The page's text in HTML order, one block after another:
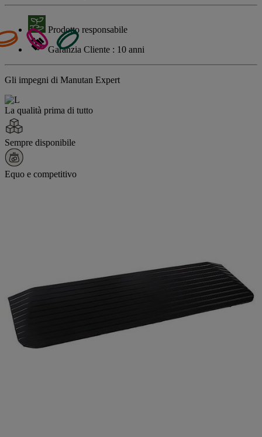
Prodotto responsabile
Garanzia Cliente : 10 anni
Gli impegni di Manutan Expert
La qualità prima di tutto
Sempre disponibile
Equo e competitivo